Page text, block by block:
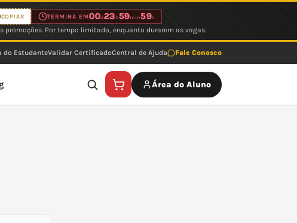
COPIAR TERMINA EM00d23 h59min59s
Por tempo limitado, enquanto durarem as vagas.
do EstudanteValidar CertificadoCentral de Ajuda Fale Conosco
Área do Aluno